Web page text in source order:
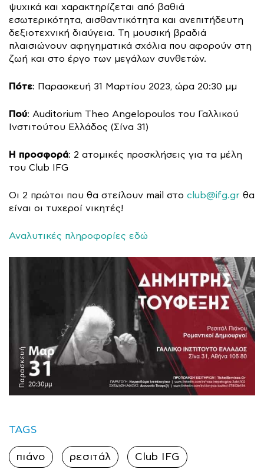
ψυχικά και χαρακτηρίζεται από βαθιά
εσωτερικότητα, αισθαντικότητα και ανεπιτήδευτη
δεξιοτεχνική διαύγεια. Τη μουσική βραδιά
πλαισιώνουν αφηγηματικά σχόλια που αφορούν στη
ζωή και στο έργο των μεγάλων συνθετών.
Πότε: Παρασκευή 31 Μαρτίου 2023, ώρα 20:30 μμ
Πού: Auditorium Theo Angelopoulos του Γαλλικού
Ινστιτούτου Ελλάδος (Σίνα 31)
Η προσφορά: 2 ατομικές προσκλήσεις για τα μέλη
του Club IFG
Οι 2 πρώτοι που θα στείλουν mail στο club@ifg.gr θα
είναι οι τυχεροί νικητές!
Αναλυτικές πληροφορίες εδώ
TAGS
πιάνο ρεσιτάλ Club IFG